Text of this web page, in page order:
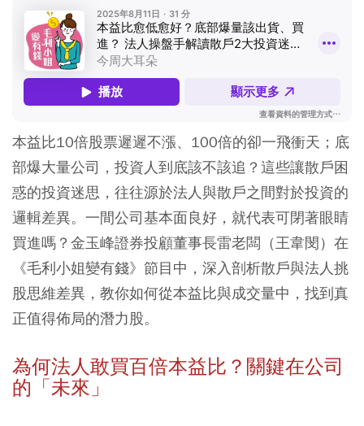
本益比10倍股票遲遲不漲、100倍的卻一飛衝天；底
部爆大量公司，投資人到底該不該追？這些讓散戶困
惑的投資迷思，往往源於法人與散戶之間對於投資的
邏輯差異。一間公司基本面良好，就代表可閉著眼睛
買進嗎？金玉峰證券投顧董事長雷老闆（王韋閔）在
《毛利小姐變有錢》節目中，深入剖析散戶與法人挑
股思維差異，教你如何從本益比與成交量中，找到真
正值得佈局的潛力股。
為何法人敢買百倍本益比？關鍵在公司
的「未來」